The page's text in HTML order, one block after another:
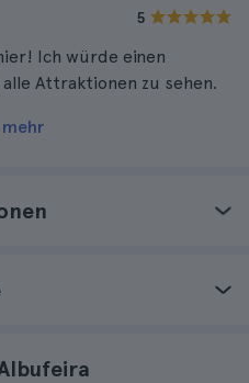
5
Ich würde einen
Attraktionen zu sehen.